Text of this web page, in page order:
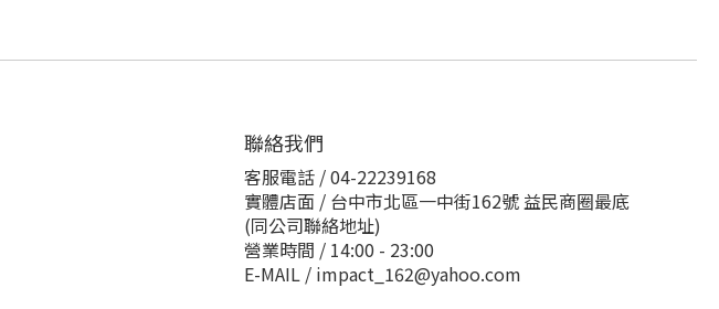
聯絡我們
客服電話 / 04-22239168
實體店面 / 台中市北區一中街162號 益民商圈最底
(同公司聯絡地址)
營業時間 / 14:00 - 23:00
E-MAIL / impact_162@yahoo.com